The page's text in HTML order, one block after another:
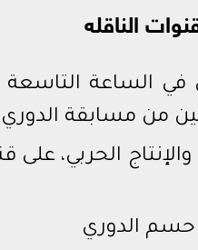
الناقله
في الساعة التاسعة
من مسابقة
حسم الدوري